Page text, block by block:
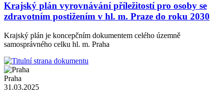
Krajský plán vyrovnávání příležitostí pro osoby se
zdravotním postižením v hl. m. Praze do roku 2030
Krajský plán je koncepčním dokumentem celého územně
samosprávného celku hl. m. Praha
Praha
31.03.2025